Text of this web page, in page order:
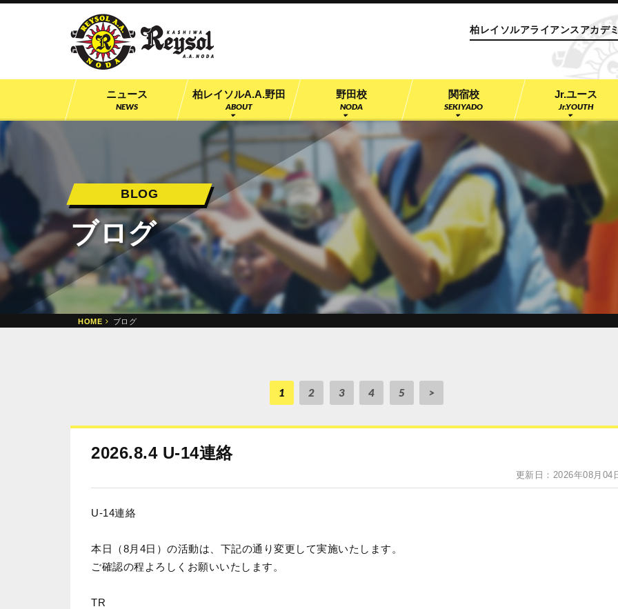
柏レイソル公認サッカースクール 柏レイソルアライアンスアカデミ
柏レイソルアライアンスアカデ
ニュース
NEWS
柏レイソルA.A.野田
ABOUT
野田校
NODA
関宿校
SEKIYADO
Jr.ユース
Jr.YOUTH
BLOG
ブログ
HOME ブログ
1 2 3 4 5 >
2026.8.4 U-14連絡
更新日：2026年08月04
U-14連絡
本日（8月4日）の活動は、下記の通り変更して実施いたします。
ご確認の程よろしくお願いいたします。
TR